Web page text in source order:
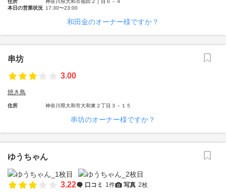
住所
神奈川県大和市福田２丁目６－４
本日の営業状況 17:30〜23:00
和田金のオーナー様ですか？
串坊
3.00
焼き鳥
住所 神奈川県大和市大和東２丁目３－１５
串坊のオーナー様ですか？
ゆうちゃん
3.22 口コミ 1件 写真 2枚